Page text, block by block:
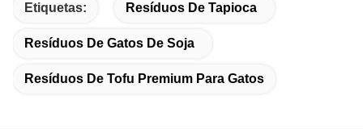
Etiquetas: Resíduos De Tapioca
Resíduos De Gatos De Soja
Resíduos De Tofu Premium Para Gatos